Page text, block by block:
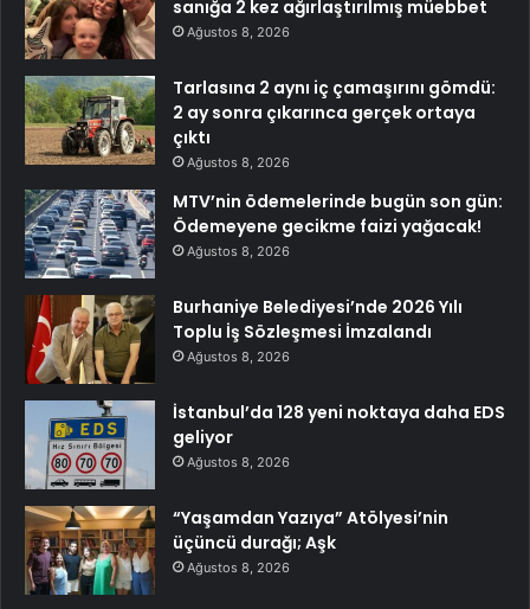
sanığa 2 kez ağırlaştırılmış müebbet
Ağustos 8, 2026
Tarlasına 2 aynı iç çamaşırını gömdü:
2 ay sonra çıkarınca gerçek ortaya
çıktı
Ağustos 8, 2026
MTV’nin ödemelerinde bugün son gün:
Ödemeyene gecikme faizi yağacak!
Ağustos 8, 2026
Burhaniye Belediyesi’nde 2026 Yılı
Toplu İş Sözleşmesi İmzalandı
Ağustos 8, 2026
İstanbul’da 128 yeni noktaya daha EDS
geliyor
Ağustos 8, 2026
“Yaşamdan Yazıya” Atölyesi’nin
üçüncü durağı; Aşk
Ağustos 8, 2026